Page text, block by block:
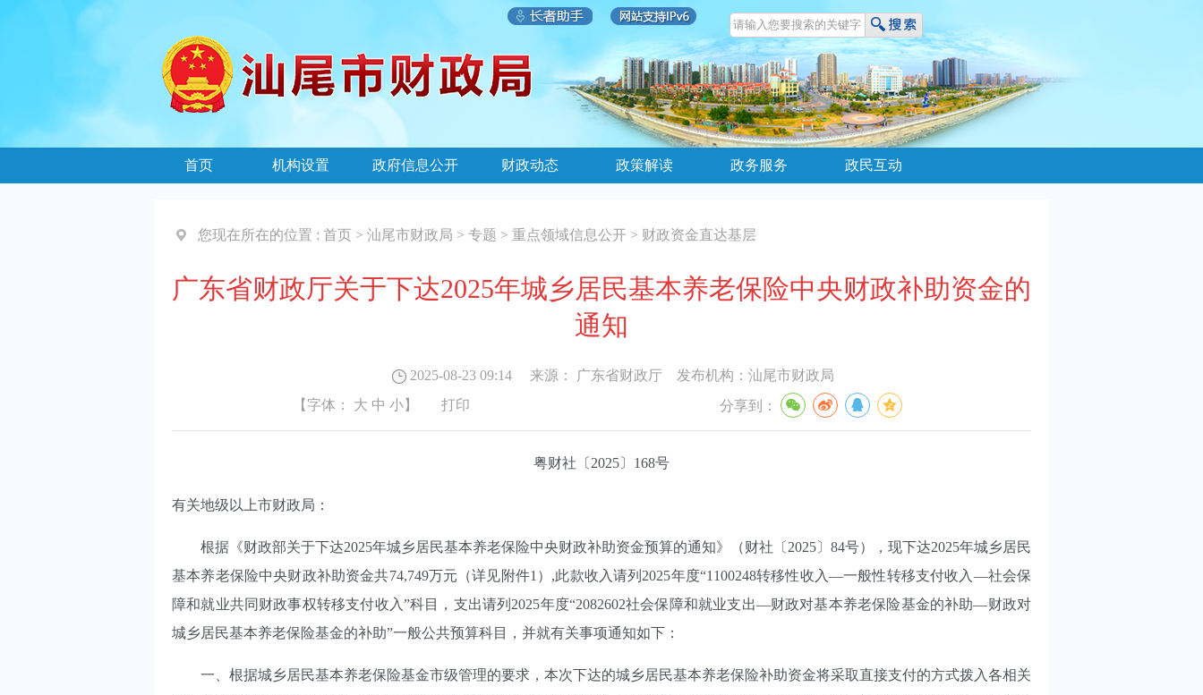
首页 机构设置 政府信息公开 财政动态 政策解读 政务服务 政民互动
您现在所在的位置 : 首页 > 汕尾市财政局 > 专题 > 重点领域信息公开 > 财政资金直达基层
广东省财政厅关于下达2025年城乡居民基本养老保险中央财政补助资金的
通知
2025-08-23 09:14来源： 广东省财政厅发布机构： 汕尾市财政局
【字体： 大 中 小】 打印 分享到：
粤财社〔2025〕168号
有关地级以上市财政局：
根据《财政部关于下达2025年城乡居民基本养老保险中央财政补助资金预算的通知》（财社〔2025〕84号），现下达2025年城乡居民
基本养老保险中央财政补助资金共74,749万元（详见附件1）,此款收入请列2025年度“1100248转移性收入—一般性转移支付收入—社会保
障和就业共同财政事权转移支付收入”科目，支出请列2025年度“2082602社会保障和就业支出—财政对基本养老保险基金的补助—财政对
城乡居民基本养老保险基金的补助”一般公共预算科目，并就有关事项通知如下：
一、根据城乡居民基本养老保险基金市级管理的要求，本次下达的城乡居民基本养老保险补助资金将采取直接支付的方式拨入各相关